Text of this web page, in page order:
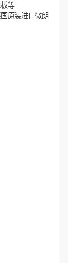
等
原装进口微朗